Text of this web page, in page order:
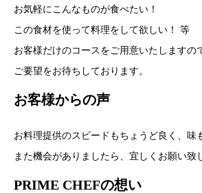
お気軽にこんなものが食べたい！
この食材を使って料理をして欲しい！ 等
お客様だけのコースをご用意いたしますの
ご要望をお待ちしております。
お客様からの声
お料理提供のスピードもちょうど良く、味
また機会がありましたら、宜しくお願い致
PRIME CHEFの想い